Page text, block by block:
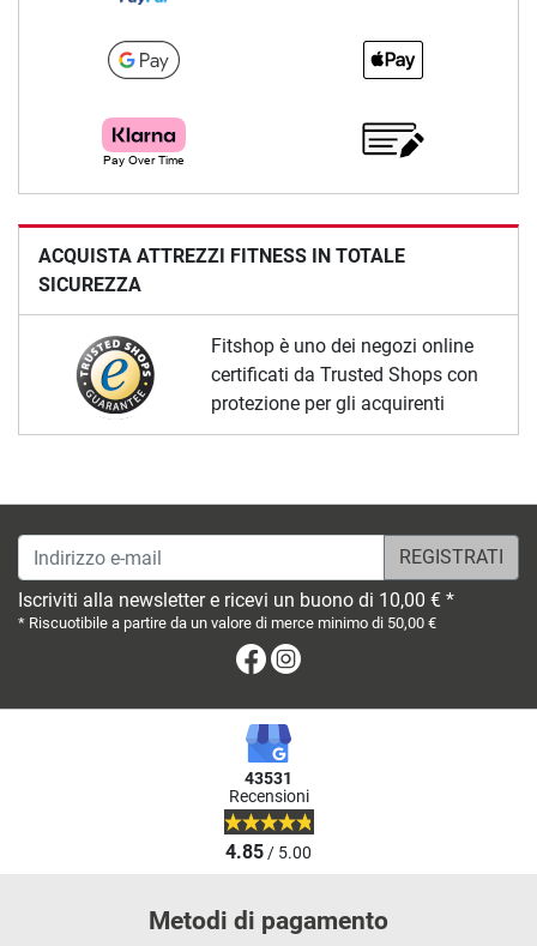
ACQUISTA ATTREZZI FITNESS IN TOTALE
SICUREZZA
Fitshop è uno dei negozi online
certificati da Trusted Shops con
protezione per gli acquirenti
Indirizzo e-mail
Iscriviti alla newsletter e ricevi un buono di 10,00 € *
* Riscuotibile a partire da un valore di merce minimo di 50,00 €
Facebook
43531
Recensioni
4.85/ 5.00
Metodi di pagamento